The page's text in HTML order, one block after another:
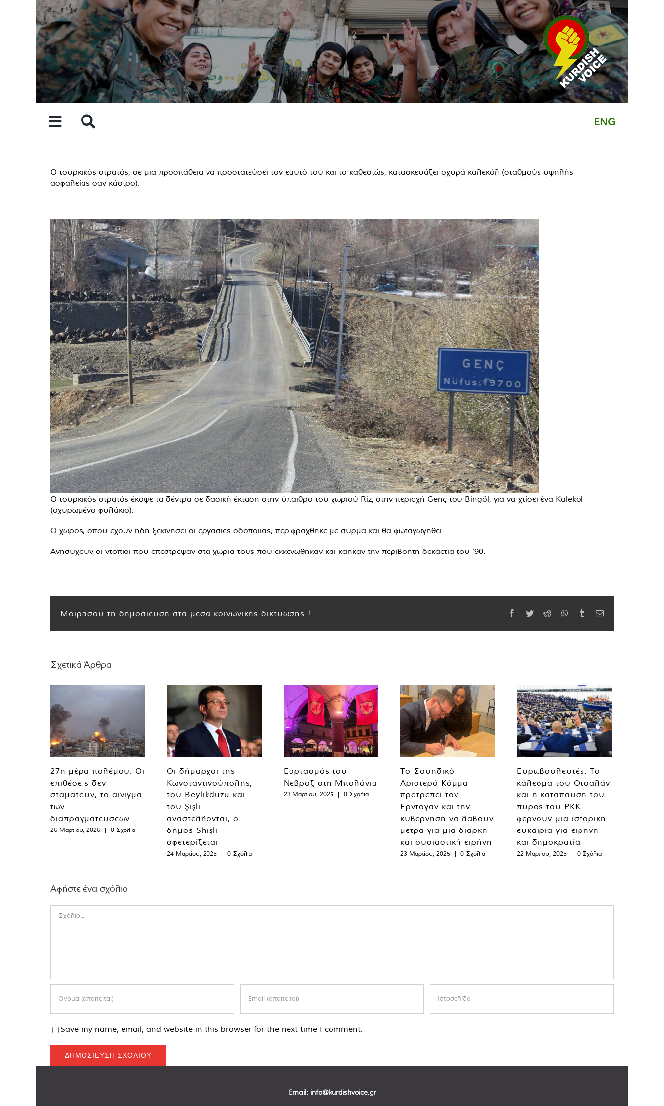
ENG
Ο τουρκικός στρατός, σε μια προσπάθεια να προστατεύσει τον εαυτό του και το καθεστώς, κατασκευάζει οχυρά καλεκόλ (σταθμούς υψηλής
ασφαλείας σαν κάστρο).
Ο τουρκικός στρατός έκοψε τα δέντρα σε δασική έκταση στην ύπαιθρο του χωριού Riz, στην περιοχή Genç του Bingöl, για να χτίσει ένα Kalekol
(οχυρωμένο φυλάκιο).
Ο χώρος, όπου έχουν ήδη ξεκινήσει οι εργασίες οδοποιίας, περιφράχθηκε με σύρμα και θα φωταγωγηθεί.
Ανησυχούν οι ντόπιοι που επέστρεψαν στα χωριά τους που εκκενώθηκαν και κάηκαν την περιβόητη δεκαετία του ’90.
Μοιράσου τη δημοσίευση στα μέσα κοινωνικής δικτύωσης ! Facebook
TwitterReddit WhatsApp
TumblrEmail
Σχετικά Άρθρα
27η μέρα πολέμου: Οι
επιθέσεις δεν
σταματούν, το αίνιγμα
των
διαπραγματεύσεων
26 Μαρτίου, 2026 | 0 Σχόλια
Οι δήμαρχοι της
Κωνσταντινούπολης,
του Beylikdüzü και
του Şişli
αναστέλλονται, ο
δήμος Shişli
σφετερίζεται
24 Μαρτίου, 2025 | 0 Σχόλια
Εορτασμός του
Νεβροζ στη Μπολόνια
23 Μαρτίου, 2025 | 0 Σχόλια
Το Σουηδικό
Αριστερό Κόμμα
προτρέπει τον
Ερντογάν και την
κυβέρνηση να λάβουν
μέτρα για μια διαρκή
και ουσιαστική ειρήνη
23 Μαρτίου, 2025 | 0 Σχόλια
Ευρωβουλευτές: Το
κάλεσμα του Οτσαλάν
και η κατάπαυση του
πυρός του PKK
φέρνουν μια ιστορική
ευκαιρία για ειρήνη
και δημοκρατία
22 Μαρτίου, 2025 | 0 Σχόλια
Αφήστε ένα σχόλιο
Save my name, email, and website in this browser for the next time I comment.
Email: info@kurdishvoice.gr